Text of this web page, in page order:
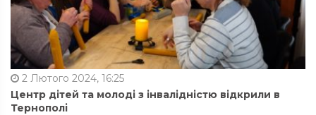
2 Лютого 2024, 16:25
Центр дітей та молоді з інвалідністю відкрили в
Тернополі